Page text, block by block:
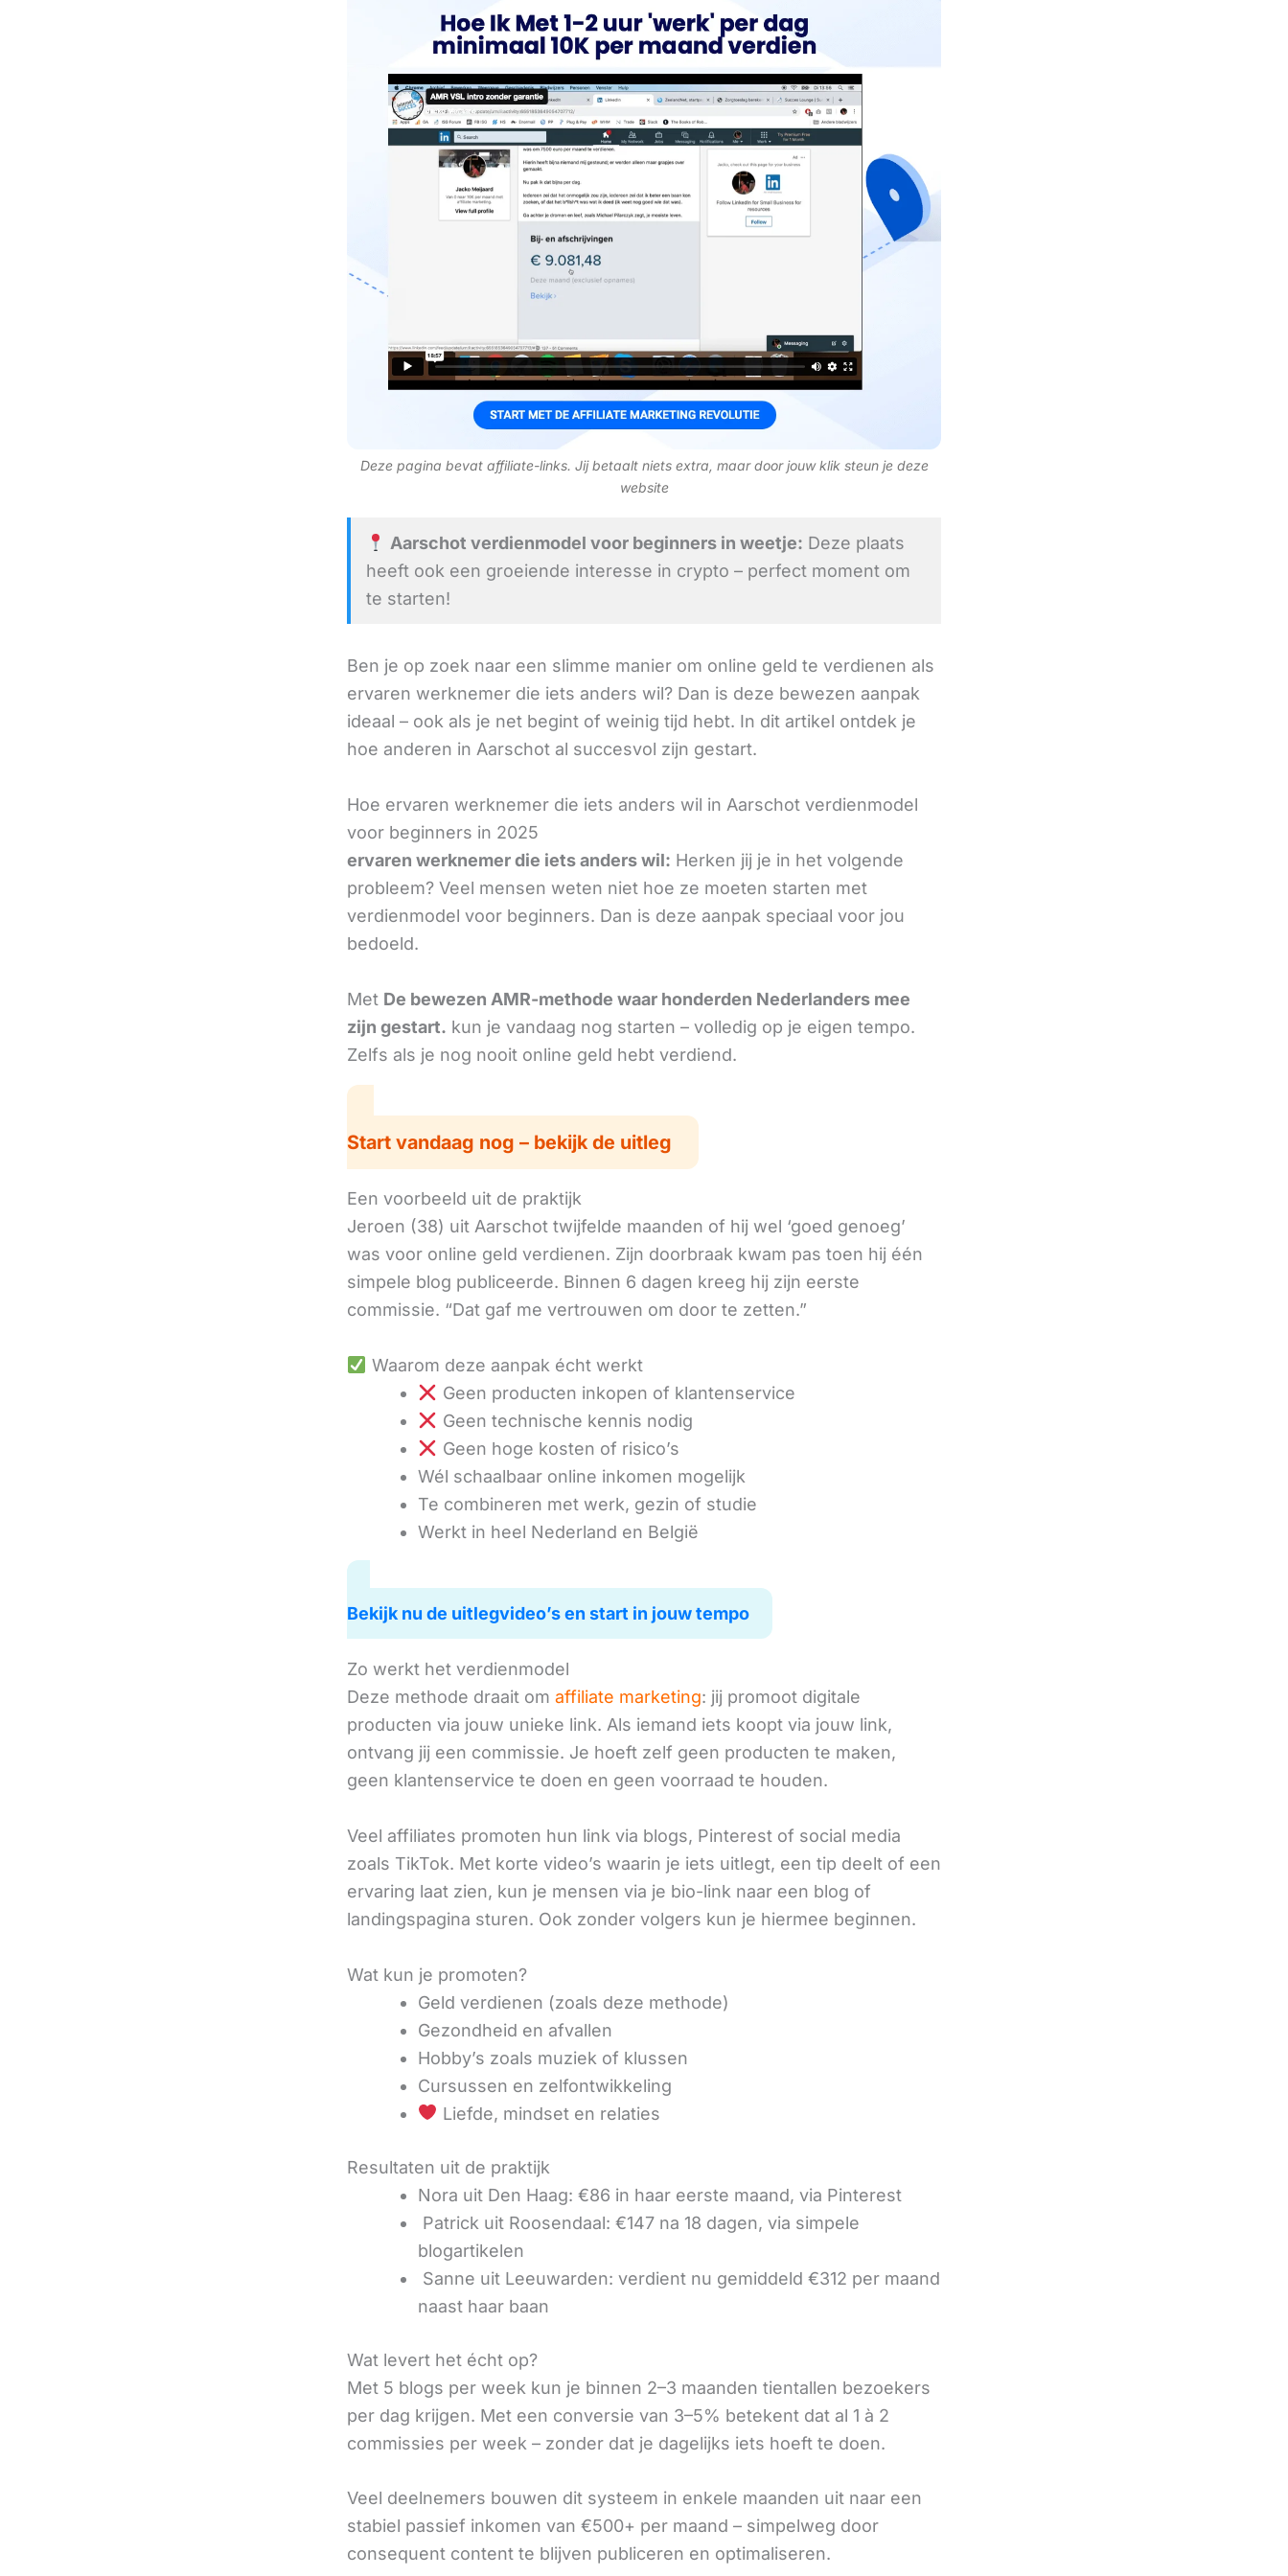
Deze pagina bevat affiliate-links. Jij betaalt niets extra, maar door jouw klik steun je deze
website
Aarschot verdienmodel voor beginners in weetje: Deze plaats
heeft ook een groeiende interesse in crypto – perfect moment om
te starten!
Ben je op zoek naar een slimme manier om online geld te verdienen als
ervaren werknemer die iets anders wil? Dan is deze bewezen aanpak
ideaal – ook als je net begint of weinig tijd hebt. In dit artikel ontdek je
hoe anderen in Aarschot al succesvol zijn gestart.
Hoe ervaren werknemer die iets anders wil in Aarschot verdienmodel
voor beginners in 2025
ervaren werknemer die iets anders wil: Herken jij je in het volgende
probleem? Veel mensen weten niet hoe ze moeten starten met
verdienmodel voor beginners. Dan is deze aanpak speciaal voor jou
bedoeld.
Met De bewezen AMR-methode waar honderden Nederlanders mee
zijn gestart. kun je vandaag nog starten – volledig op je eigen tempo.
Zelfs als je nog nooit online geld hebt verdiend.
Start vandaag nog – bekijk de uitleg
Een voorbeeld uit de praktijk
Jeroen (38) uit Aarschot twijfelde maanden of hij wel ‘goed genoeg’
was voor online geld verdienen. Zijn doorbraak kwam pas toen hij één
simpele blog publiceerde. Binnen 6 dagen kreeg hij zijn eerste
commissie. “Dat gaf me vertrouwen om door te zetten.”
Waarom deze aanpak écht werkt
Geen producten inkopen of klantenservice
Geen technische kennis nodig
Geen hoge kosten of risico’s
Wél schaalbaar online inkomen mogelijk
Te combineren met werk, gezin of studie
Werkt in heel Nederland en België
Bekijk nu de uitlegvideo’s en start in jouw tempo
Zo werkt het verdienmodel
Deze methode draait om affiliate marketing: jij promoot digitale
producten via jouw unieke link. Als iemand iets koopt via jouw link,
ontvang jij een commissie. Je hoeft zelf geen producten te maken,
geen klantenservice te doen en geen voorraad te houden.
Veel affiliates promoten hun link via blogs, Pinterest of social media
zoals TikTok. Met korte video’s waarin je iets uitlegt, een tip deelt of een
ervaring laat zien, kun je mensen via je bio-link naar een blog of
landingspagina sturen. Ook zonder volgers kun je hiermee beginnen.
Wat kun je promoten?
Geld verdienen (zoals deze methode)
Gezondheid en afvallen
Hobby’s zoals muziek of klussen
Cursussen en zelfontwikkeling
Liefde, mindset en relaties
Resultaten uit de praktijk
Nora uit Den Haag: €86 in haar eerste maand, via Pinterest
‍ Patrick uit Roosendaal: €147 na 18 dagen, via simpele
blogartikelen
‍ Sanne uit Leeuwarden: verdient nu gemiddeld €312 per maand
naast haar baan
Wat levert het écht op?
Met 5 blogs per week kun je binnen 2–3 maanden tientallen bezoekers
per dag krijgen. Met een conversie van 3–5% betekent dat al 1 à 2
commissies per week – zonder dat je dagelijks iets hoeft te doen.
Veel deelnemers bouwen dit systeem in enkele maanden uit naar een
stabiel passief inkomen van €500+ per maand – simpelweg door
consequent content te blijven publiceren en optimaliseren.